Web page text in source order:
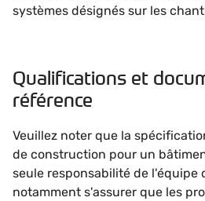
systèmes désignés sur les
Qualifications et
référence
Veuillez noter que la
de construction pour un
seule responsabilité de l'équipe
notamment s'assurer que les